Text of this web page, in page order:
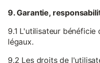
9. Garantie,
9.1 L'utilisateur
légaux.
9.2 Les droits de